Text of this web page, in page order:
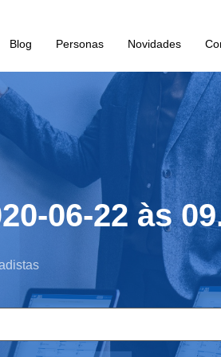
Blog Personas Novidades
06-22 às